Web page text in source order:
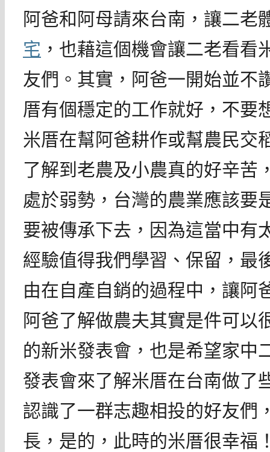
阿爸和阿母請來台南，讓二老
宅 ，也藉這個機會讓二老看看
友們。其實，阿爸一開始並不
厝有個穩定的工作就好，不要
米厝在幫阿爸耕作或幫農民交
了解到老農及小農真的好辛苦
處於弱勢，台灣的農業應該要
要被傳承下去，因為這當中有
經驗值得我們學習、保留，最
由在自產自銷的過程中，讓阿
阿爸了解做農夫其實是件可以
的新米發表會，也是希望家中
發表會來了解米厝在台南做了
認識了一群志趣相投的好友們
長，是的，此時的米厝很幸福